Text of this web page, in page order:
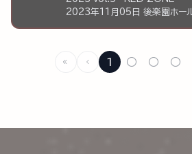
2023年11月05日 後楽園ホー
1 ○ ○ ○